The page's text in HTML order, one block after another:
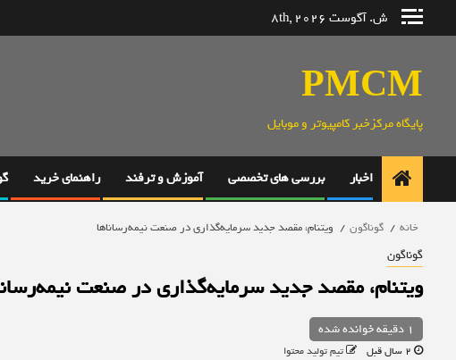
ش. آگوست 8th, 2026
PMCM
پایگاه مرکزخبر کامپیوتر و موبایل
اخبار بررسی های تخصصی آموزش و ترفند راهنمای خرید
خانه گوناگون ویتنام، مقصد جدید سرمایه‌گذاری در صنعت نیمه‌رساناها
گوناگون
ویتنام، مقصد جدید سرمایه‌گذاری در صنعت
1 دقیقه خوانده شده
تیم تولید محتوا